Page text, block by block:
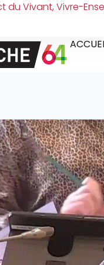
du Vivant, Vivre-